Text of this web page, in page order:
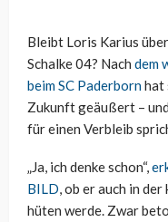
Bleibt Loris Karius
Schalke 04? Nach dem
beim SC Paderbornhat
Zukunft geäußert –
für einen Verbleib
„Ja, ich denke schon“,
BILD, ob er auch in der
hüten werde. Zwar